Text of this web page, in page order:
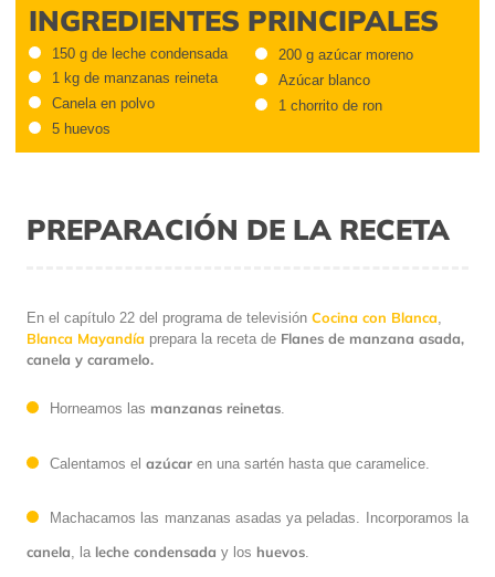
INGREDIENTES PRINCIPALES
150 g de leche condensada
1 kg de manzanas reineta
Canela en polvo
5 huevos
200 g azúcar moreno
Azúcar blanco
1 chorrito de ron
PREPARACIÓN DE LA RECETA
En el capítulo 22 del programa de televisión Cocina con Blanca
Blanca Mayandía prepara la receta de Flanes de manzana asada,
canela y caramelo.
Horneamos las manzanas reinetas
Calentamos el azúcar en una sartén hasta que caramelice.
Machacamos las manzanas asadas ya peladas. Incorporamos la
canela , la leche condensada y los huevos